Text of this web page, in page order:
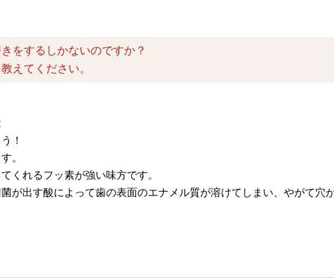
をするしかないのですか？
えてください。
！
。
くれるフッ素が強い味方です。
が出す酸によって歯の表面のエナメル質が溶けてしまい、やがて穴